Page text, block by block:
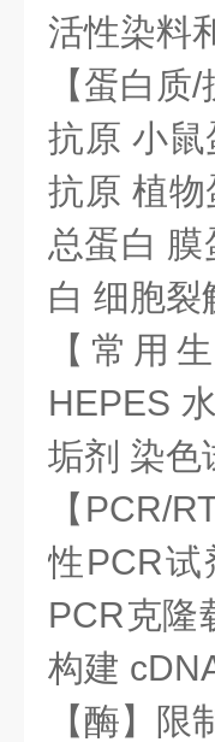
活性染料
【蛋白
抗原 小
抗原 植
总蛋白
白 细胞
【常用
HEPES
垢剂 染色
【PCR/
性PCR试
PCR克隆
构建
【酶】